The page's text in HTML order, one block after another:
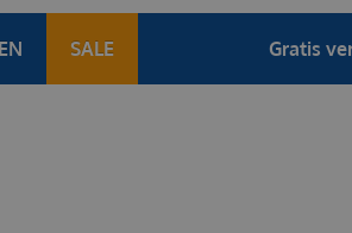
SALE Gratis